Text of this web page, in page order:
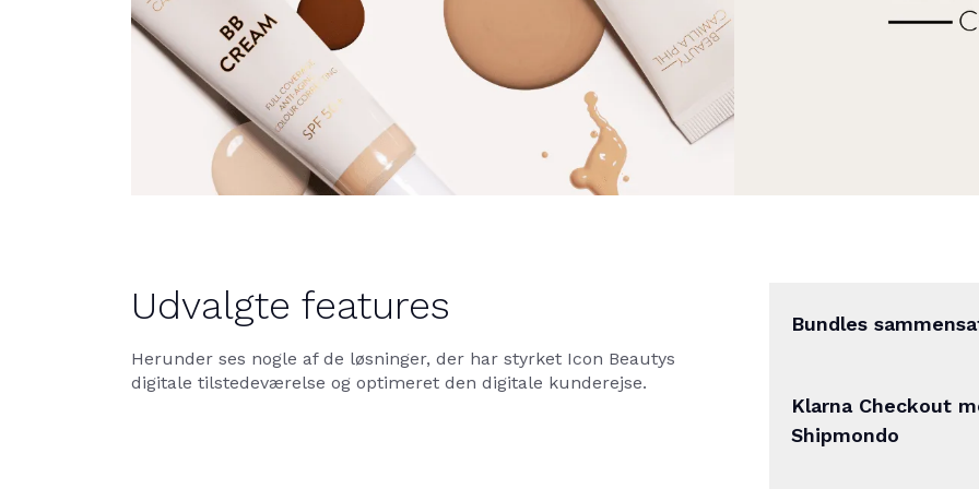
Udvalgte features
Herunder ses nogle af de løsninger, der har styrket Icon Beautys
digitale tilstedeværelse og optimeret den digitale kunderejse.
Bundles
kan gøre en god
fleksibilitet ved at
varianter, der passer
Klarna Checkout
Shipmondo